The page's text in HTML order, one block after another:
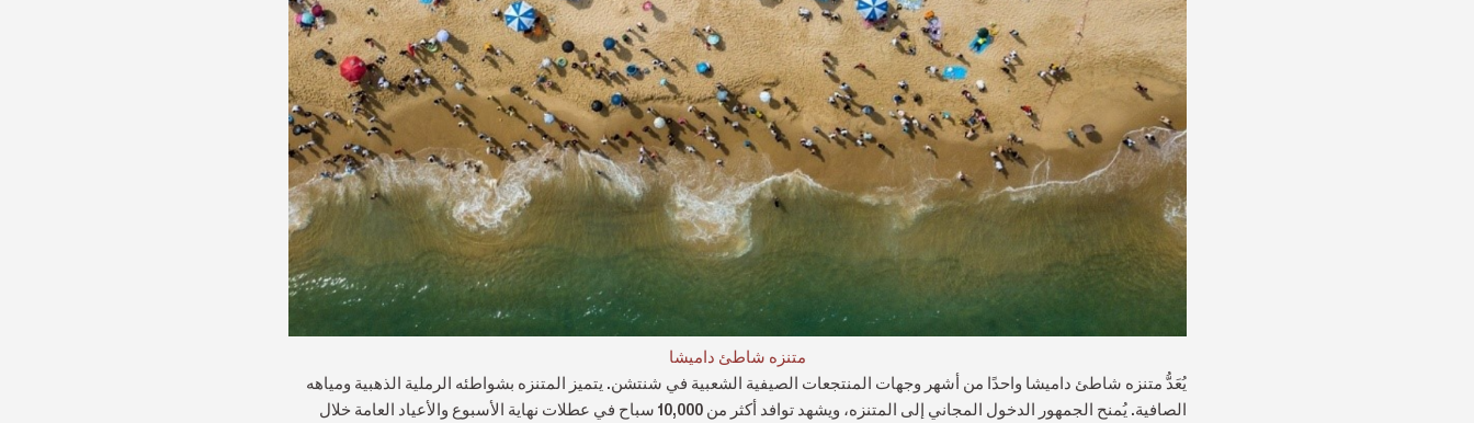
متنزه شاطئ داميشا
يُعَدُّ متنزه شاطئ داميشا واحدًا من أشهر وجهات المنتجعات الصيفية الشعبية في شنتشن. يتميز المتنزه بشواطئه الرملية الذهبية ومياهه
الصافية. يُمنح الجمهور الدخول المجاني إلى المتنزه، ويشهد توافد أكثر من 10,000 سباح في عطلات نهاية الأسبوع والأعياد العامة خلال